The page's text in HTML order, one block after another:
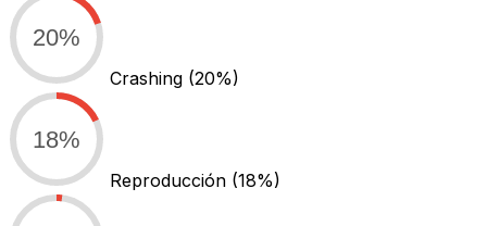
20%
Crashing (20%)
18%
Reproducción (18%)